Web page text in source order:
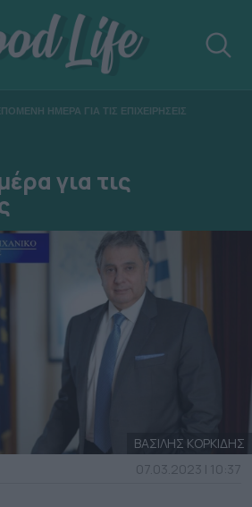
ΗΜΕΡΑ ΓΙΑ ΤΙΣ ΕΠΙΧΕΙΡΗΣΕΙΣ
για τις
ΒΑΣΙΛΗΣ ΚΟΡΚΙΔΗΣ
07.03.2023 | 10:37